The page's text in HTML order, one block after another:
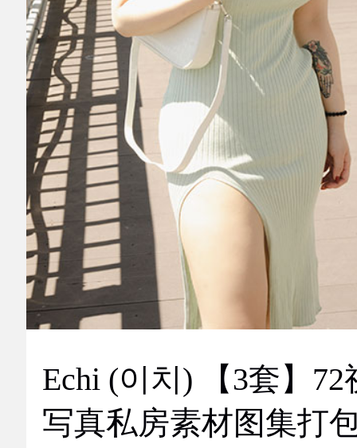
Echi (이치) 【3套】72
写真私房素材图集打